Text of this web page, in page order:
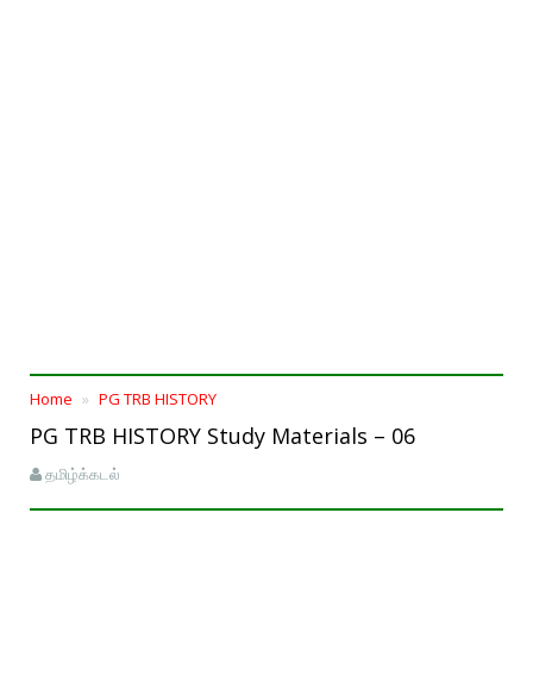
Home PG TRB HISTORY
PG TRB HISTORY Study Materials – 06
தமிழ்க்கடல்